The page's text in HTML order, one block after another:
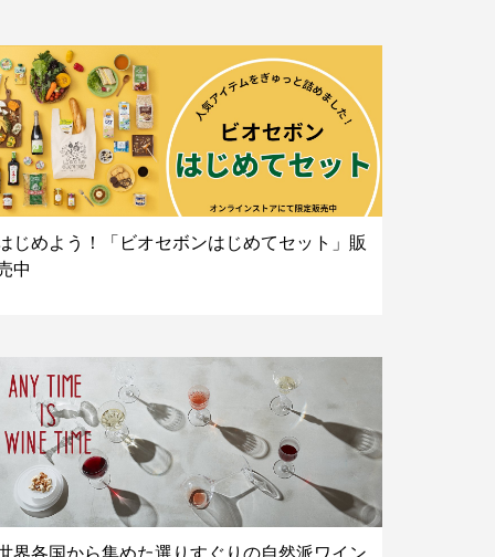
じめよう！「ビオセボンはじめてセット」販
中
界各国から集めた選りすぐりの自然派ワイン